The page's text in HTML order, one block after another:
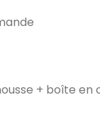
+ boîte